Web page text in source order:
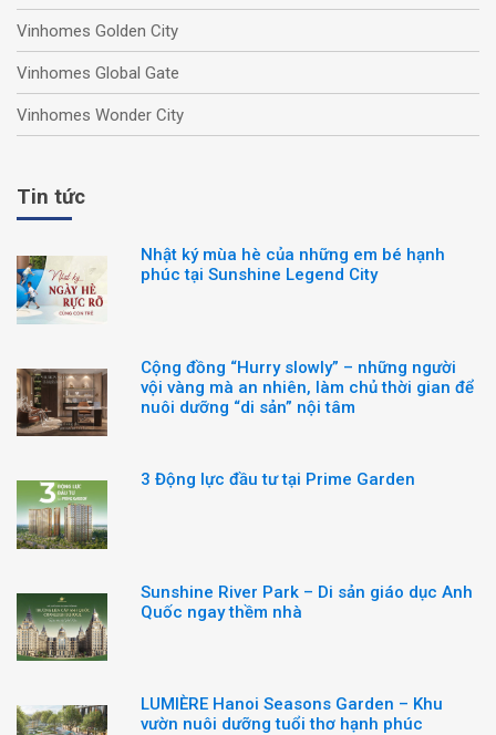
Vinhomes Golden City
Vinhomes Global Gate
Vinhomes Wonder City
Tin tức
Nhật ký mùa hè của những em bé hạnh
phúc tại Sunshine Legend City
Cộng đồng “Hurry slowly” – những người
vội vàng mà an nhiên, làm chủ thời gian để
nuôi dưỡng “di sản” nội tâm
3 Động lực đầu tư tại Prime Garden
Sunshine River Park – Di sản giáo dục Anh
Quốc ngay thềm nhà
LUMIÈRE Hanoi Seasons Garden – Khu
vườn nuôi dưỡng tuổi thơ hạnh phúc